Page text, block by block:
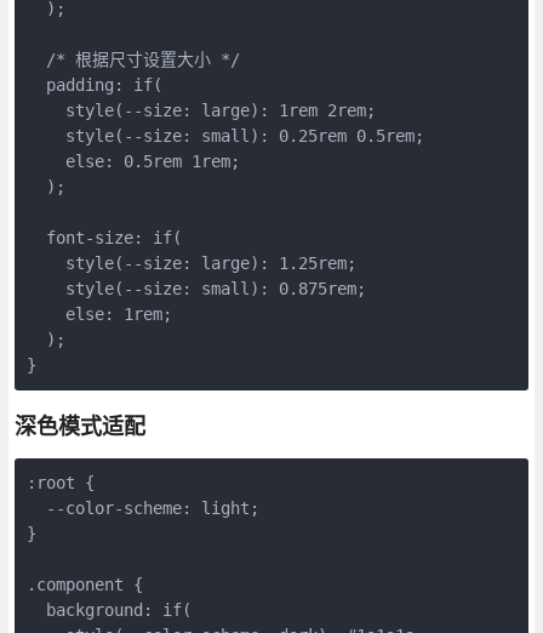
  );
  /* 根据尺寸设置大小 */
  padding: if(
    style(--size: large): 1rem 2rem;
    style(--size: small): 0.25rem 0.5rem;
    else: 0.5rem 1rem;
  );
  font-size: if(
    style(--size: large): 1.25rem;
    style(--size: small): 0.875rem;
    else: 1rem;
  );
}
深色模式适配
:root {
  --color-scheme: light;
}
.component {
  background: if(